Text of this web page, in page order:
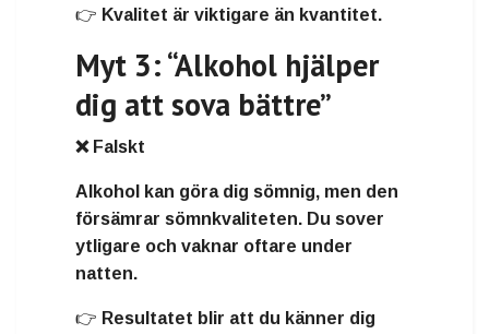
👉 Kvalitet är viktigare än kvantitet.
Myt 3: “Alkohol hjälper
dig att sova bättre”
❌ Falskt
Alkohol kan göra dig sömnig, men den
försämrar sömnkvaliteten. Du sover
ytligare och vaknar oftare under
natten.
👉 Resultatet blir att du känner dig